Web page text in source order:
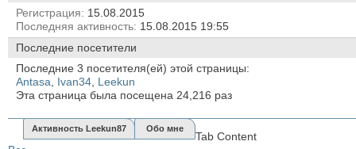
Регистрация
15.08.2015
Последняя активность 15.08.2015 19:55
Последние посетители
Последние 3 посетителя(ей) этой страницы:
Antasa, Ivan34, Leekun
Эта страница была посещена 24,216 раз
Активность Leekun87 Обо мне
Tab Content